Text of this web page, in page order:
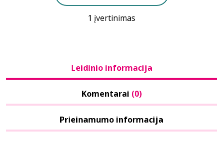
1 įvertinimas
Leidinio informacija
Komentarai (0)
Prieinamumo informacija